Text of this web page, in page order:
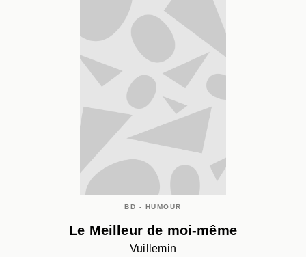
BD - HUMOUR
Le Meilleur de moi-même
Vuillemin